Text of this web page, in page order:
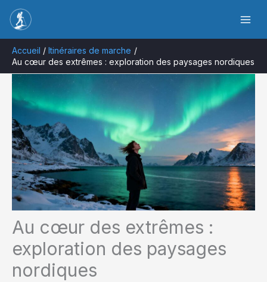
contenu
Accueil
Itinéraires de marche
Au cœur des extrêmes : exploration des paysages nordiques
Au cœur des extrêmes :
exploration des paysages
nordiques
Rechercher